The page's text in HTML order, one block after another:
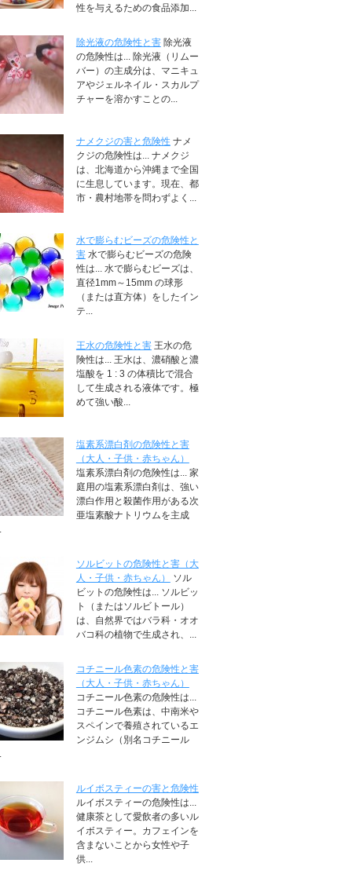
性を与えるための食品添加...
除光液の危険性と害 除光液
の危険性は... 除光液（リムー
バー）の主成分は、マニキュ
アやジェルネイル・スカルプ
チャーを溶かすことの...
ナメクジの害と危険性 ナメ
クジの危険性は... ナメクジ
は、北海道から沖縄まで全国
に生息しています。現在、都
市・農村地帯を問わずよく...
水で膨らむビーズの危険性と
害 水で膨らむビーズの危険
性は... 水で膨らむビーズは、
直径1mm～15mm の球形
（または直方体）をしたイン
テ...
王水の危険性と害 王水の危
険性は... 王水は、濃硝酸と濃
塩酸を 1 : 3 の体積比で混合
して生成される液体です。極
めて強い酸...
塩素系漂白剤の危険性と害
（大人・子供・赤ちゃん）
塩素系漂白剤の危険性は... 家
庭用の塩素系漂白剤は、強い
漂白作用と殺菌作用がある次
亜塩素酸ナトリウムを主成
ソルビットの危険性と害（大
人・子供・赤ちゃん）
ソル
ビットの危険性は... ソルビッ
ト（またはソルビトール）
は、自然界ではバラ科・オオ
バコ科の植物で生成され、...
コチニール色素の危険性と害
（大人・子供・赤ちゃん）
コチニール色素の危険性は...
コチニール色素は、中南米や
スペインで養殖されているエ
ンジムシ（別名コチニール
ルイボスティーの害と危険性
ルイボスティーの危険性は...
健康茶として愛飲者の多いル
イボスティー。カフェインを
含まないことから女性や子
供...